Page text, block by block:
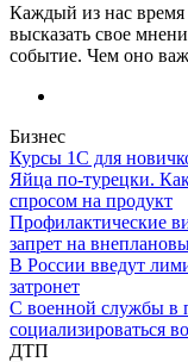
Каждый из нас
высказать свое
событие. Чем оно
Бизнес
Курсы 1С для
Яйца по-турецки.
спросом на продукт
Профилактические
запрет на
В России введут
затронет
С военной службы в
социализироваться
ДТП